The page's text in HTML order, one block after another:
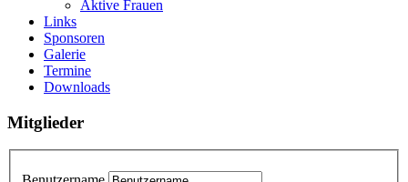
Aktive Frauen
Links
Sponsoren
Galerie
Termine
Downloads
Mitglieder